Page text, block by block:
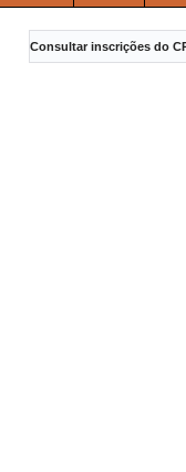
Consultar inscrições do